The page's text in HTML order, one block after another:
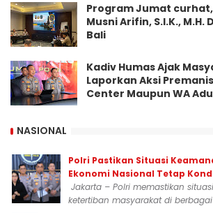
Program Jumat curhat,
Musni Arifin, S.I.K.,
Bali
Kadiv Humas Ajak
Laporkan Aksi
Center Maupun WA
NASIONAL
Polri Pastikan Situasi
Ekonomi Nasional Tetap
Jakarta – Polri memastikan
ketertiban masyarakat di